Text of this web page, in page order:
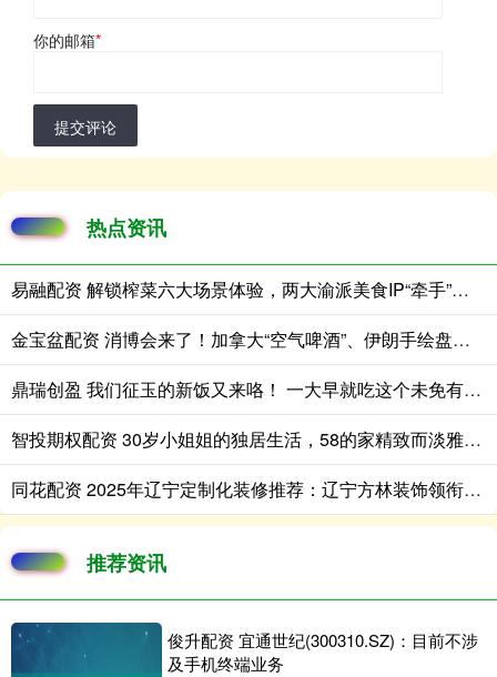
你的邮箱*
提交评论
热点资讯
易融配资 解锁榨菜六大场景体验，两大渝派美食IP“牵手”成功
金宝盆配资 消博会来了！加拿大“空气啤酒”、伊朗手绘盘、意大利“慢食哲学”纷纷亮相海南
鼎瑞创盈 我们征玉的新饭又来咯！ 一大早就吃这个未免有些太奢侈[awsl][a
智投期权配资 30岁小姐姐的独居生活，58的家精致而淡雅，堪称一人户家庭典范
同花配资 2025年辽宁定制化装修推荐：辽宁方林装饰领衔全屋定制解决方案
推荐资讯
俊升配资 宜通世纪(300310.SZ)：目前不涉
及手机终端业务